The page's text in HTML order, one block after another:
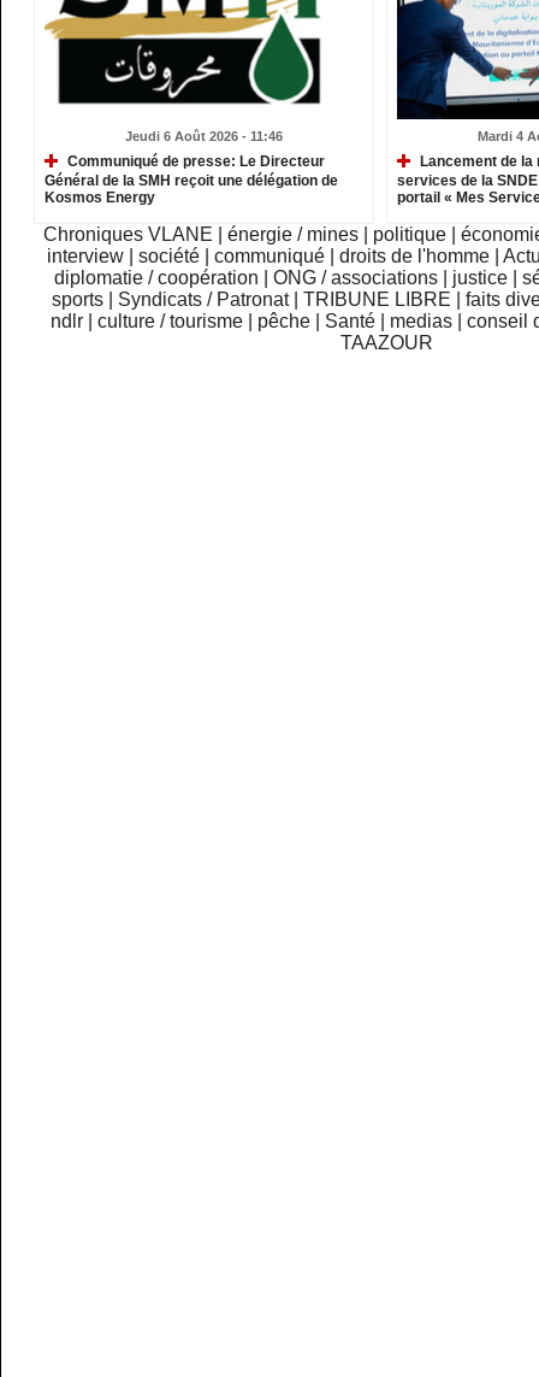
Jeudi 6 Août 2026 - 11:46
Communiqué de presse: Le Directeur
Général de la SMH reçoit une délégation de
Kosmos Energy
Mardi 4
Lancement de
services de la
portail « Mes
Chroniques VLANE énergie / mines politique
interview
|société |communiqué |droits de l'homme |
diplomatie / coopération
ONG / associations justice
sports
Syndicats / Patronat TRIBUNE LIBRE
faits
ndlr
|culture / tourisme pêche Santé medias |conseil
TAAZOUR